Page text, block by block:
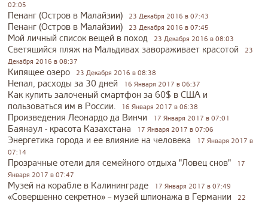
02:05
Пенанг (Остров в Малайзии) 23 Декабря 2016 в 07:43
Пенанг (Остров в Малайзии) 23 Декабря 2016 в 07:45
Мой личный список вещей в поход 23 Декабря 2016 в 08:03
Светящийся пляж на Мальдивах завораживает красотой
23
Декабря 2016 в 08:37
Кипящее озеро 23 Декабря 2016 в 08:38
Непал, расходы за 30 дней 16 Января 2017 в 06:37
Как купить залоченый смартфон за 60$ в США и
пользоваться им в России.
16 Января 2017 в 06:38
Произведения Леонардо да Винчи 17 Января 2017 в 07:01
Баянаул - красота Казахстана 17 Января 2017 в 07:06
Энергетика города и ее влияние на человека
17 Января 2017 в
07:14
Прозрачные отели для семейного отдыха "Ловец снов"
17
Января 2017 в 07:47
Музей на корабле в Калининграде 17 Января 2017 в 07:49
«Совершенно секретно» – музей шпионажа в Германии
22